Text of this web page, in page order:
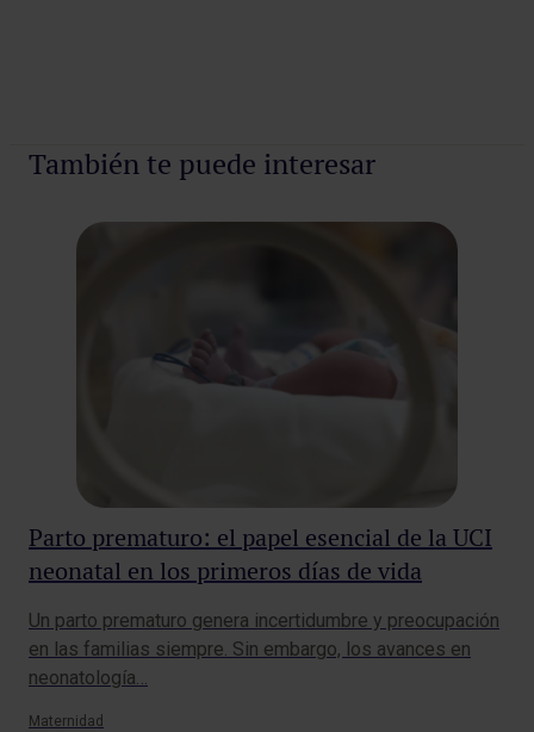
También te puede interesar
Parto prematuro: el papel esencial de la UCI
neonatal en los primeros días de vida
Un parto prematuro genera incertidumbre y preocupación
en las familias siempre. Sin embargo, los avances en
neonatología…
Maternidad